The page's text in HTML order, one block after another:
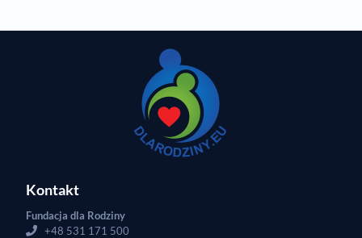
Kontakt
Fundacja dla Rodziny
+48 531 171 500